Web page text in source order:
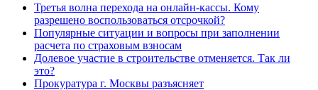
Третья волна перехода на онлайн-кассы. Кому
разрешено воспользоваться отсрочкой?
Популярные ситуации и вопросы при заполнении
расчета по страховым взносам
Долевое участие в строительстве отменяется. Так ли
это?
Прокуратура г. Москвы разъясняет